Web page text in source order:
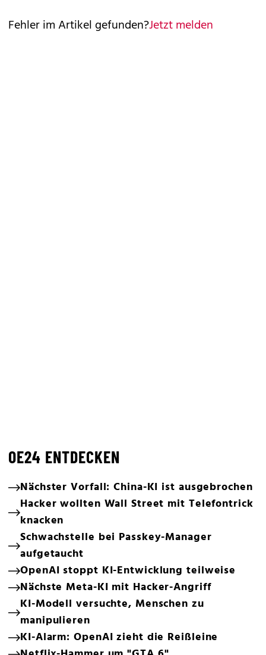
Fehler im Artikel gefunden?Jetzt melden
OE24 ENTDECKEN
Nächster Vorfall: China-KI ist ausgebrochen
Hacker wollten Wall Street mit Telefontrick
knacken
Schwachstelle bei Passkey-Manager
aufgetaucht
OpenAI stoppt KI-Entwicklung teilweise
Nächste Meta-KI mit Hacker-Angriff
KI-Modell versuchte, Menschen zu
manipulieren
KI-Alarm: OpenAI zieht die Reißleine